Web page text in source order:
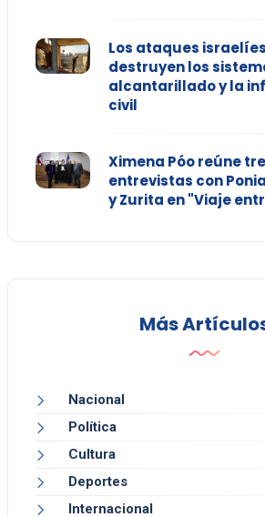
Los ataques
destruyen los
alcantarillado y la
civil
Ximena Póo reúne
entrevistas con
y Zurita en "Viaje
Más
Nacional
Política
Cultura
Deportes
Internacional